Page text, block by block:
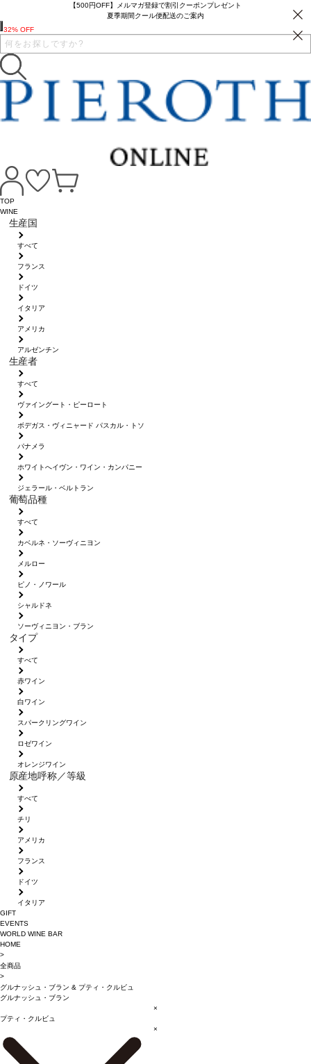
【500円OFF】メルマガ登録で割引クーポンプレゼント
夏季期間クール便配送のご案内
TOP
WINE
生産国
すべて
フランス
ドイツ
イタリア
アメリカ
アルゼンチン
生産者
すべて
ヴァイングート・ピーロート
ボデガス・ヴィニャード パスカル・トソ
パナメラ
ホワイトへイヴン・ワイン・カンパニー
ジェラール・ベルトラン
葡萄品種
すべて
カベルネ・ソーヴィニヨン
メルロー
ピノ・ノワール
シャルドネ
ソーヴィニヨン・ブラン
タイプ
すべて
赤ワイン
白ワイン
スパークリングワイン
ロゼワイン
オレンジワイン
原産地呼称／等級
すべて
チリ
アメリカ
フランス
ドイツ
イタリア
GIFT
EVENTS
WORLD WINE BAR
HOME
>
全商品
>
グルナッシュ・ブラン & プティ・クルビュ
グルナッシュ・ブラン
×
プティ・クルビュ
×
32% OFF